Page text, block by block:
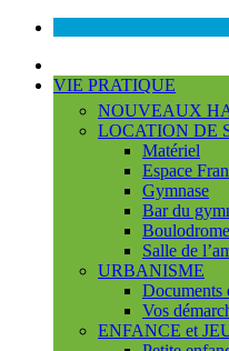
VIE PRATIQUE
NOUVEAUX
LOCATION DE
Matériel
Espace
Gymnase
Bar du
Boulodrome
Salle de
URBANISME
Documents
Vos
ENFANCE et